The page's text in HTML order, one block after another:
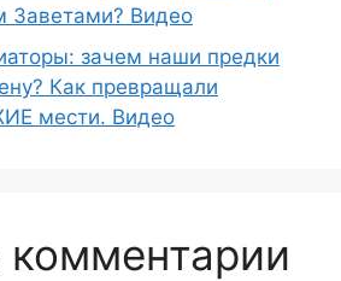
Заветами? Видео
зачем наши предки
Как превращали
мести. Видео